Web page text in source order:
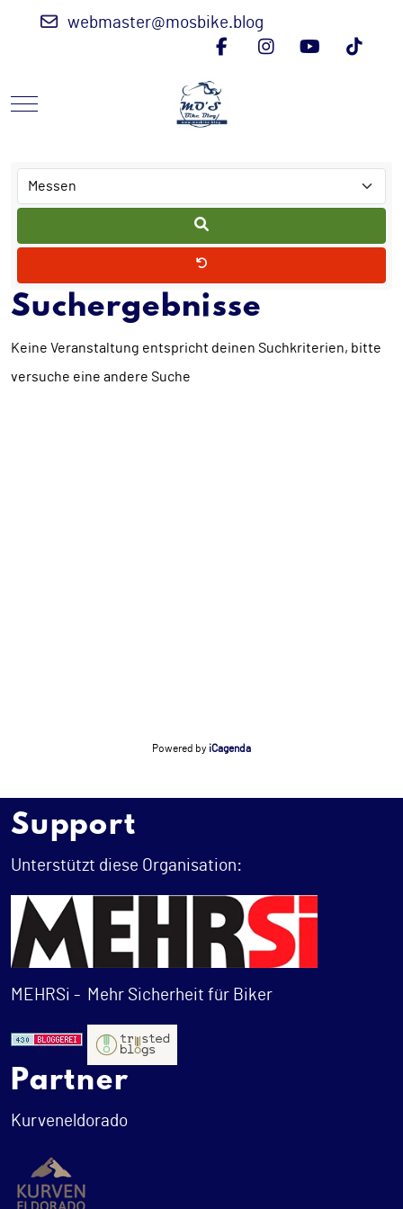
webmaster@mosbike.blog
Mobile Menu Toggle
Suchergebnisse
Keine Veranstaltung entspricht deinen Suchkriterien, bitte
versuche eine andere Suche
Powered by iCagenda
Support
Unterstützt diese Organisation:
MEHRSi - Mehr Sicherheit für Biker
Partner
Kurveneldorado